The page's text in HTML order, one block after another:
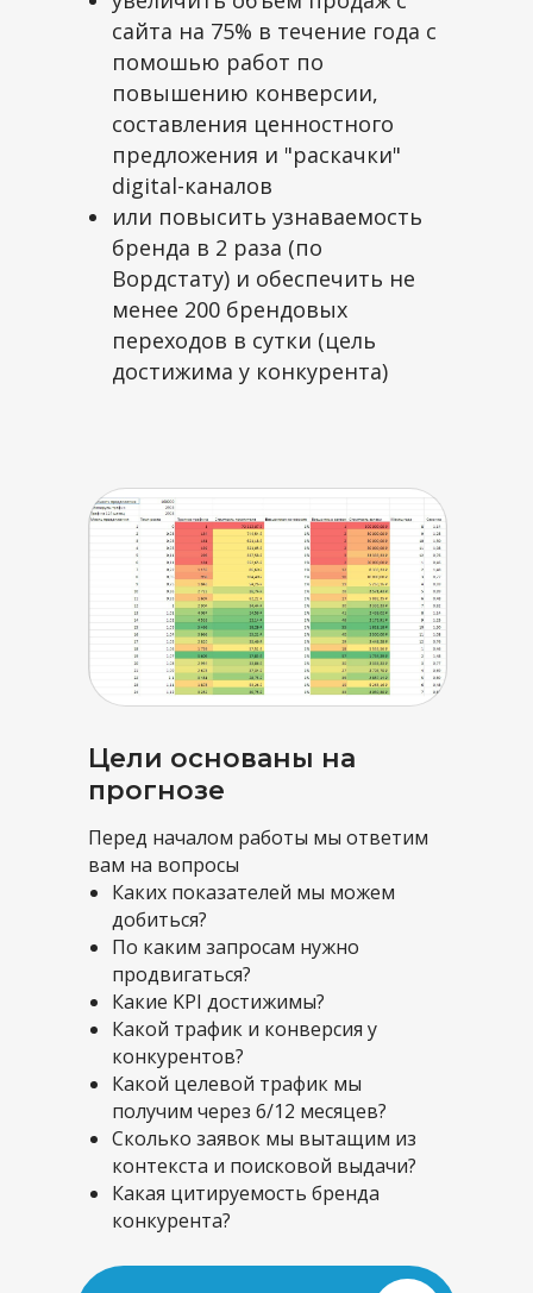
сайта на 75% в течение года с
помошью работ по
повышению конверсии,
составления ценностного
предложения и "раскачки"
digital-каналов
или повысить узнаваемость
бренда в 2 раза (по
Вордстату) и обеспечить не
менее 200 брендовых
переходов в сутки (цель
достижима у конкурента)
Цели основаны на
прогнозе
Перед началом работы мы ответим
вам на вопросы
Каких показателей мы можем
добиться?
По каким запросам нужно
продвигаться?
Какие KPI достижимы?
Какой трафик и конверсия у
конкурентов?
Какой целевой трафик мы
получим через 6/12 месяцев?
Сколько заявок мы вытащим из
контекста и поисковой выдачи?
Какая цитируемость бренда
конкурента?
Сравним со
специалистами
в штате